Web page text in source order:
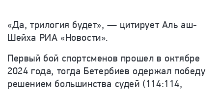
«Да, трилогия будет», — цитирует Аль аш-
Шейха РИА «Новости».
Первый бой спортсменов прошел в октябре
2024 года, тогда Бетербиев одержал победу
решением большинства судей (114:114,